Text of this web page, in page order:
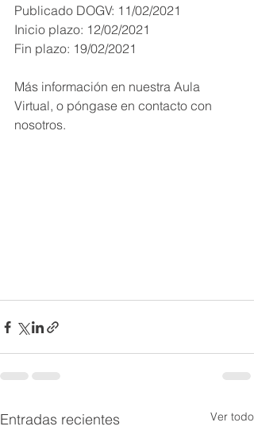
Publicado DOGV: 11/02/2021
Inicio plazo: 12/02/2021
Fin plazo: 19/02/2021
Más información en nuestra Aula
Virtual, o póngase en contacto con
nosotros.
Entradas recientes Ver todo